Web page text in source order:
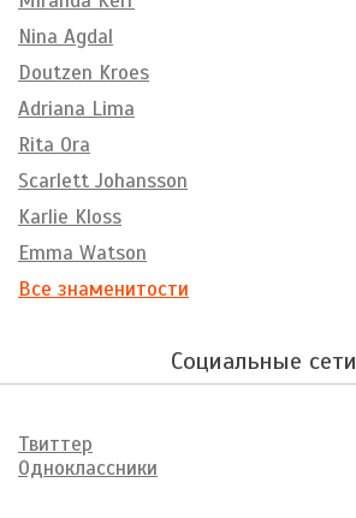
Nina Agdal
Doutzen Kroes
Adriana Lima
Rita Ora
Scarlett Johansson
Karlie Kloss
Emma Watson
Все знаменитости
Социальные сети
Твиттер
Одноклассники